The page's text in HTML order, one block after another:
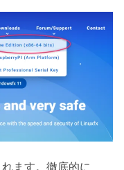
ます。徹底的に